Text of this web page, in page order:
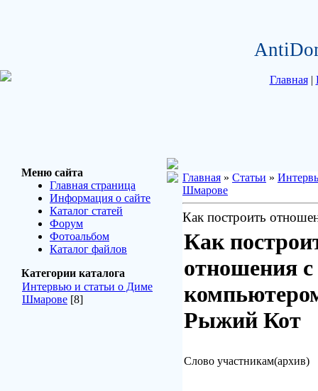
Главная|
Меню сайта
Главная страница
Информация о сайте
Каталог статей
Форум
Фотоальбом
Каталог файлов
Категории каталога
Интервью и статьи о Диме
Шмарове [8]
Главная » Статьи »
Шмарове
Как построить
Как
отношения с
Рыжий Кот
Слово участникам(архив)